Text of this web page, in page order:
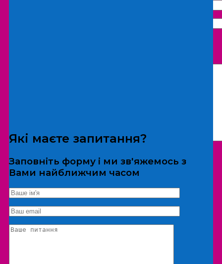
*Дані не передаються третім особам
Екскурсія/локація
Які маєте запитання?
Заповніть форму і ми зв'яжемось з
Вами найближчим часом